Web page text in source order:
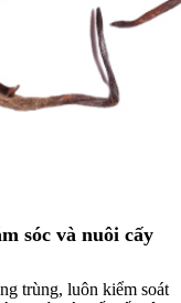
sóc và nuôi cấy
trùng, luôn kiểm soát